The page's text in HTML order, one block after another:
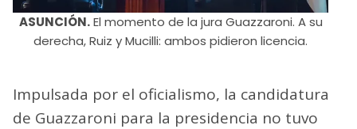
ASUNCIÓN.El momento de la jura Guazzaroni. A su
derecha, Ruiz y Mucilli: ambos pidieron licencia.
Impulsada por el oficialismo, la candidatura
de Guazzaroni para la presidencia no tuvo